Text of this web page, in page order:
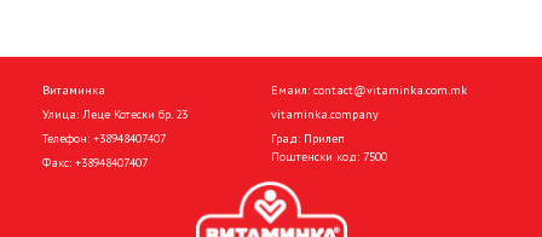
Витаминка
Улица: Леце Котески бр. 23
Телефон: +38948407407
Факс: +38948407407
Емаил: contact@vitaminka.com.mk
vitaminka.company
Град: Прилеп
Поштенски код: 7500